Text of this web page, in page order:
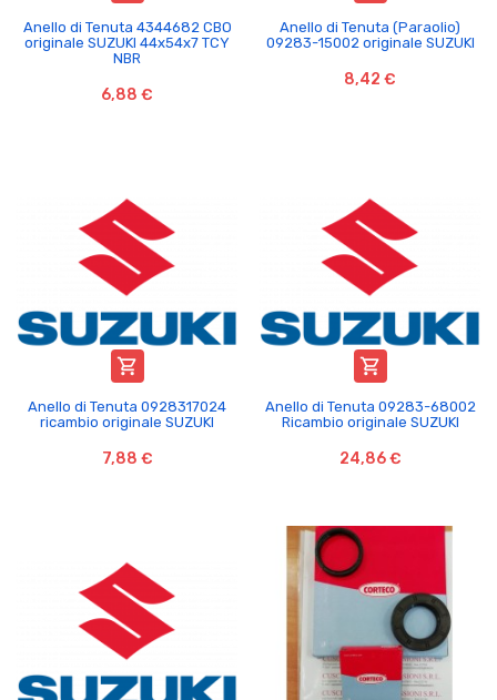
Anello di Tenuta 4344682 CBO
originale SUZUKI 44x54x7 TCY
NBR
6,88 €
Anello di Tenuta (Paraolio)
09283-15002 originale SUZUKI
8,42 €

Anello di Tenuta 0928317024
ricambio originale SUZUKI
7,88 €

Anello di Tenuta 09283-68002
Ricambio originale SUZUKI
24,86 €